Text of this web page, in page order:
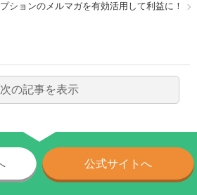
ションのメルマガを有効活用して利益に！
次の記事を表示
公式サイトへ